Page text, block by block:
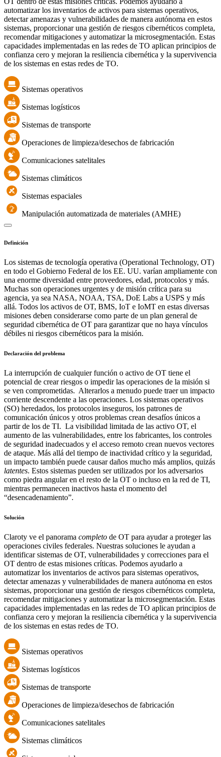
automatizar los inventarios de activos para sistemas operativos,
detectar amenazas y vulnerabilidades de manera autónoma en estos
sistemas, proporcionar una gestión de riesgos cibernéticos completa,
recomendar mitigaciones y automatizar la microsegmentación. Estas
capacidades implementadas en las redes de TO aplican principios de
confianza cero y mejoran la resiliencia cibernética y la supervivencia
de los sistemas en estas redes de TO.
Sistemas operativos
Sistemas logísticos
Sistemas de transporte
Operaciones de limpieza/desechos de fabricación
Comunicaciones satelitales
Sistemas climáticos
Sistemas espaciales
Manipulación automatizada de materiales (AMHE)
Definición
Los sistemas de tecnología operativa (Operational Technology, OT)
en todo el Gobierno Federal de los EE. UU. varían ampliamente con
una enorme diversidad entre proveedores, edad, protocolos y más.
Muchas son operaciones urgentes y de misión crítica para su
agencia, ya sea NASA, NOAA, TSA, DoE Labs a USPS y más
allá. Todos los activos de OT, BMS, IoT e IoMT en estas diversas
misiones deben considerarse como parte de un plan general de
seguridad cibernética de OT para garantizar que no haya vínculos
débiles ni riesgos cibernéticos para la misión.
Declaración del problema
La interrupción de cualquier función o activo de OT tiene el
potencial de crear riesgos o impedir las operaciones de la misión si
se ven comprometidas. Alterarlos a menudo puede traer un impacto
corriente descendente a las operaciones. Los sistemas operativos
(SO) heredados, los protocolos inseguros, los patrones de
comunicación únicos y otros problemas crean desafíos únicos a
partir de los de TI. La visibilidad limitada de las activo OT, el
aumento de las vulnerabilidades, entre los fabricantes, los controles
de seguridad inadecuados y el acceso remoto crean nuevos vectores
de ataque. Más allá del tiempo de inactividad crítico y la seguridad,
un impacto también puede causar daños mucho más amplios, quizás
latentes. Estos sistemas pueden ser utilizados por los adversarios
como piedra angular en el resto de la OT o incluso en la red de TI,
mientras permanecen inactivos hasta el momento del
“desencadenamiento”.
Solución
Claroty ve el panorama completo de OT para ayudar a proteger las
operaciones civiles federales. Nuestras soluciones le ayudan a
identificar sistemas de OT, vulnerabilidades y correcciones para el
OT dentro de estas misiones críticas. Podemos ayudarlo a
automatizar los inventarios de activos para sistemas operativos,
detectar amenazas y vulnerabilidades de manera autónoma en estos
sistemas, proporcionar una gestión de riesgos cibernéticos completa,
recomendar mitigaciones y automatizar la microsegmentación. Estas
capacidades implementadas en las redes de TO aplican principios de
confianza cero y mejoran la resiliencia cibernética y la supervivencia
de los sistemas en estas redes de TO.
Sistemas operativos
Sistemas logísticos
Sistemas de transporte
Operaciones de limpieza/desechos de fabricación
Comunicaciones satelitales
Sistemas climáticos